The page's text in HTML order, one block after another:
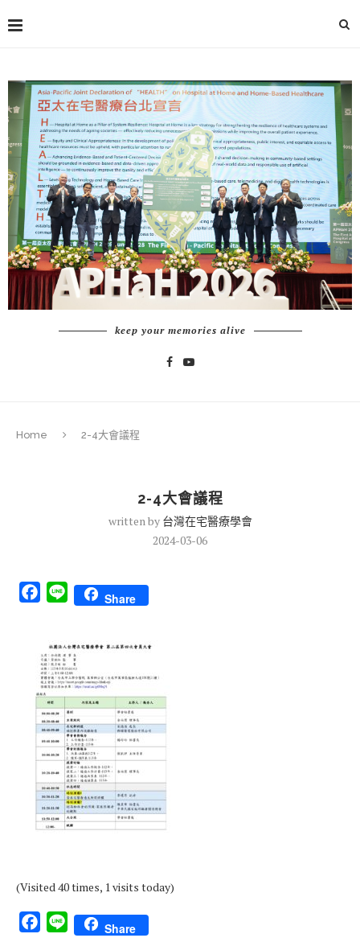
keep your memories alive
Home 2-4大會議程
2-4大會議程
written by 台灣在宅醫療學會
2024-03-06
Facebook
Line Share
(Visited 40 times, 1 visits today)
Facebook
Line Share